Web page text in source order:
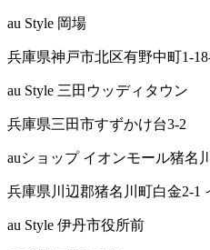
au Style 岡場
兵庫県神戸市北区有野中町1-
au Style 三田ウッディタウン
兵庫県三田市すずかけ台3-2
auショップ イオンモール猪名川
兵庫県川辺郡猪名川町白金2-1
au Style 伊丹市役所前